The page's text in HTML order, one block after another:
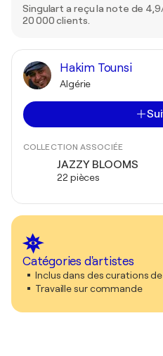
Singulart a reçu la note de
20 000 clients.
Hakim Tounsi
Algérie
COLLECTION ASSOCIÉE
JAZZY BLOOMS
22 pièces
Catégories d'artistes
Inclus dans des curations
Travaille sur commande